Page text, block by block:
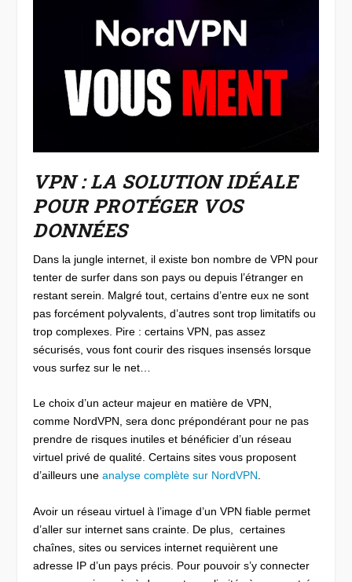
VPN : LA SOLUTION IDÉALE
POUR PROTÉGER VOS
DONNÉES
Dans la jungle internet, il existe bon nombre de VPN pour
tenter de surfer dans son pays ou depuis l’étranger en
restant serein. Malgré tout, certains d’entre eux ne sont
pas forcément polyvalents, d’autres sont trop limitatifs ou
trop complexes. Pire : certains VPN, pas assez
sécurisés, vous font courir des risques insensés lorsque
vous surfez sur le net…
Le choix d’un acteur majeur en matière de VPN,
comme NordVPN, sera donc prépondérant pour ne pas
prendre de risques inutiles et bénéficier d’un réseau
virtuel privé de qualité. Certains sites vous proposent
d’ailleurs uneanalyse complète sur NordVPN.
Avoir un réseau virtuel à l’image d’un VPN fiable permet
d’aller sur internet sans crainte. De plus, certaines
chaînes, sites ou services internet requièrent une
adresse IP d’un pays précis. Pour pouvoir s’y connecter